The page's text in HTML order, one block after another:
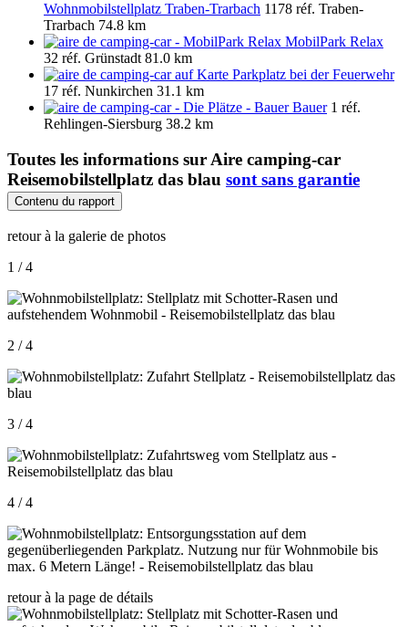
Wohnmobilstellplatz Traben-Trarbach 1178 réf. Traben-
Trarbach 74.8 km
MobilPark Relax
32 réf. Grünstadt 81.0 km
Parkplatz bei der Feuerwehr
17 réf. Nunkirchen 31.1 km
Bauer 1 réf.
Rehlingen-Siersburg 38.2 km
Toutes les informations sur Aire camping-car
Reisemobilstellplatz das blau sont sans garantie
Contenu du rapport
retour à la galerie de photos
1 / 4
2 / 4
3 / 4
4 / 4
retour à la page de détails